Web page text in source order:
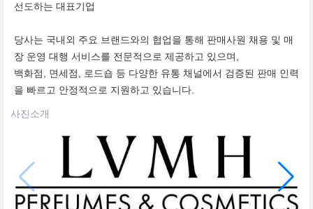
선도하는 대표기업
당사는 국내외 주요 브랜드와의 협업을 통해 판매사원 채용 및 매
장 운영 대행 서비스를 전문적으로 제공하고 있으며,
백화점, 면세점, 로드숍 등 다양한 유통 채널에서 검증된 판매 인력
을 빠르고 안정적으로 지원하고 있습니다.
사진소개